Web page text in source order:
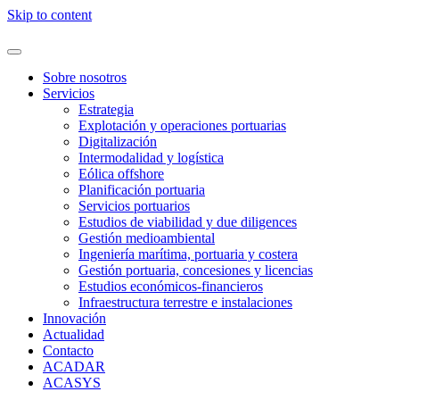
Skip to content
Sobre nosotros
Servicios
Estrategia
Explotación y operaciones portuarias
Digitalización
Intermodalidad y logística
Eólica offshore
Planificación portuaria
Servicios portuarios
Estudios de viabilidad y due diligences
Gestión medioambiental
Ingeniería marítima, portuaria y costera
Gestión portuaria, concesiones y licencias
Estudios económicos-financieros
Infraestructura terrestre e instalaciones
Innovación
Actualidad
Contacto
ACADAR
ACASYS